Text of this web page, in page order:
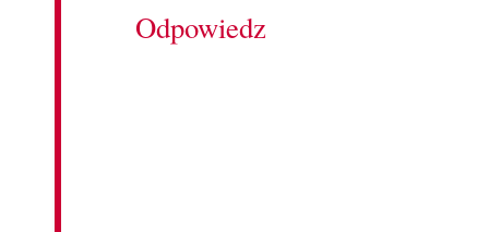
Odpowiedz